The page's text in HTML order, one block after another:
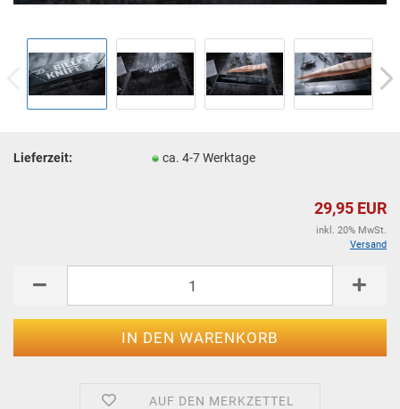
Lieferzeit: ca. 4-7 Werktage
29,95 EUR
inkl. 20% MwSt.
Versand
AUF DEN MERKZETTEL